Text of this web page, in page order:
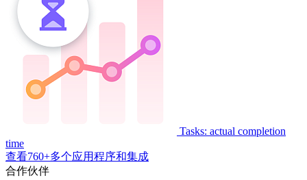
Tasks: actual completion
time
查看760+多个应用程序和集成
合作伙伴